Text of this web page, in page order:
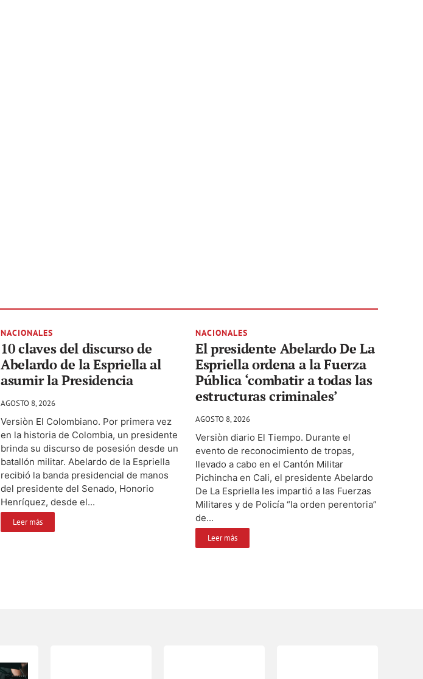
NACIONALES
10 claves del discurso de
Abelardo de la Espriella al
asumir la Presidencia
AGOSTO 8, 2026
Versiòn El Colombiano. Por primera vez
en la historia de Colombia, un presidente
brinda su discurso de posesión desde un
batallón militar. Abelardo de la Espriella
recibió la banda presidencial de manos
del presidente del Senado, Honorio
Henríquez, desde el...
Leer más
NACIONALES
El presidente Abelardo De La
Espriella ordena a la Fuerza
Pública ‘combatir a todas las
estructuras criminales’
AGOSTO 8, 2026
Versiòn diario El Tiempo. Durante el
evento de reconocimiento de tropas,
llevado a cabo en el Cantón Militar
Pichincha en Cali, el presidente Abelardo
De La Espriella les impartió a las Fuerzas
Militares y de Policía “la orden perentoria”
de...
Leer más